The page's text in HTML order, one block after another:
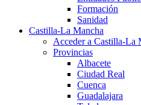
Formación
Sanidad
Castilla-La Mancha
Acceder a Castilla-La
Provincias
Albacete
Ciudad Real
Cuenca
Guadalajara